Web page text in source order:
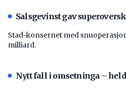
Salsgevinst gav
Stad-konsernet med
milliard.
Nytt fall i omsetninga –